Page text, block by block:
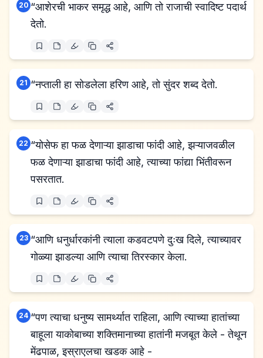
20 “आशेरची भाकर समृद्ध आहे, आणि तो राजाची स्वादिष्ट पदार्थ
देतो.
21 “नप्ताली हा सोडलेला हरिण आहे, तो सुंदर शब्द देतो.
22 “योसेफ हा फळ देणाऱ्या झाडाचा फांदी आहे, झऱ्याजवळील
फळ देणाऱ्या झाडाचा फांदी आहे, त्याच्या फांद्या भिंतीवरून
पसरतात.
23 “आणि धनुर्धारकांनी त्याला कडवटपणे दुःख दिले, त्याच्यावर
गोळ्या झाडल्या आणि त्याचा तिरस्कार केला.
24 “पण त्याचा धनुष्य सामर्थ्यात राहिला, आणि त्याच्या हातांच्या
बाहूला याकोबाच्या शक्तिमानाच्या हातांनी मजबूत केले - तेथून
मेंढपाळ, इस्राएलचा खडक आहे -